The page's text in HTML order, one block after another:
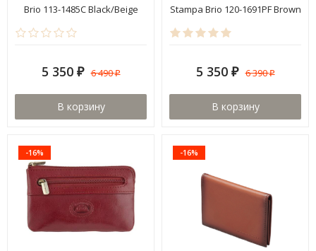
Brio 113-1485C Black/Beige
5 350 ₽ 6 490₽
В корзину
Stampa Brio 120-1691PF Brown
5 350 ₽ 6 390₽
В корзину
-16% -16%